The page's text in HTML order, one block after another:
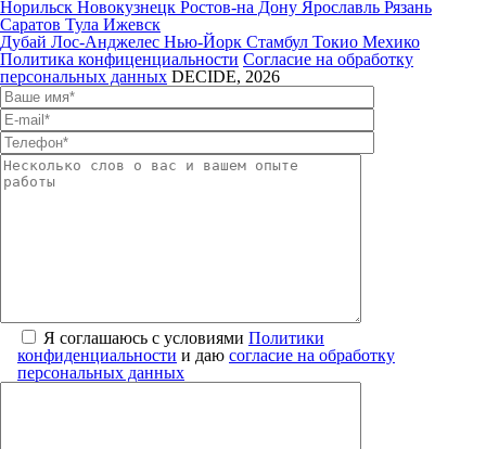
Норильск Новокузнецк Ростов-на Дону Ярославль Рязань
Саратов Тула Ижевск
Дубай Лос-Анджелес Нью-Йорк Стамбул Токио Мехико
Политика конфиценциальности Согласие на обработку
персональных данных DECIDE, 2026
Я соглашаюсь с условиями Политики
конфиденциальности и даю согласие на обработку
персональных данных